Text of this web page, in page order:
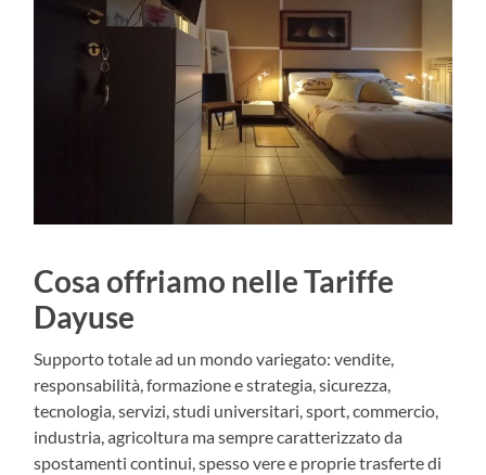
Cosa offriamo nelle Tariffe
Dayuse
Supporto totale ad un mondo variegato: vendite,
responsabilità, formazione e strategia, sicurezza,
tecnologia, servizi, studi universitari, sport, commercio,
industria, agricoltura ma sempre caratterizzato da
spostamenti continui, spesso vere e proprie trasferte di